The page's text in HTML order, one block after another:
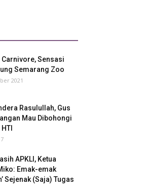
Carnivore, Sensasi
Semarang Zoo
2021
Rasulullah, Gus
Mau Dibohongi
APKLI, Ketua
Emak-emak
Sejenak (Saja) Tugas